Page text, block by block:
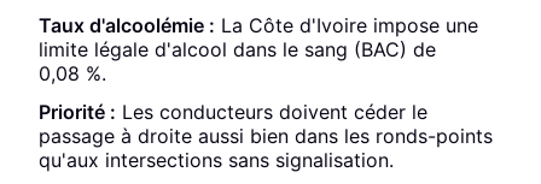
Taux d'alcoolémie : La Côte d'Ivoire impose une
limite légale d'alcool dans le sang (BAC) de
0,08 %.
Priorité : Les conducteurs doivent céder le
passage à droite aussi bien dans les ronds-points
qu'aux intersections sans signalisation.